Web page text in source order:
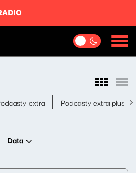
extra Podcasty extra plus
Data